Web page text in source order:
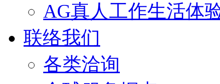
AG真人工作生活体
联络我们
各类洽询